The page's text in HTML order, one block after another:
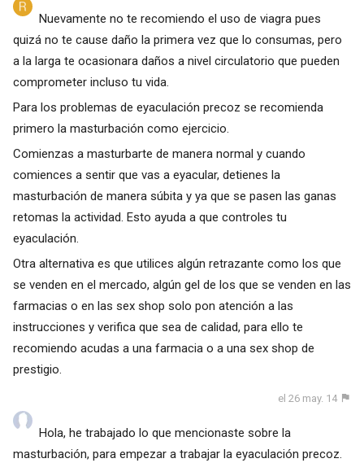
Nuevamente no te recomiendo el uso de viagra pues
quizá no te cause daño la primera vez que lo consumas, pero
a la larga te ocasionara daños a nivel circulatorio que pueden
comprometer incluso tu vida.
Para los problemas de eyaculación precoz se recomienda
primero la masturbación como ejercicio.
Comienzas a masturbarte de manera normal y cuando
comiences a sentir que vas a eyacular, detienes la
masturbación de manera súbita y ya que se pasen las ganas
retomas la actividad. Esto ayuda a que controles tu
eyaculación.
Otra alternativa es que utilices algún retrazante como los que
se venden en el mercado, algún gel de los que se venden en las
farmacias o en las sex shop solo pon atención a las
instrucciones y verifica que sea de calidad, para ello te
recomiendo acudas a una farmacia o a una sex shop de
prestigio.
el 26 may. 14
Hola, he trabajado lo que mencionaste sobre la
masturbación, para empezar a trabajar la eyaculación precoz.